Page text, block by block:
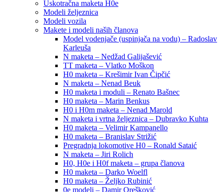
Uskotračna maketa H0e
Modeli željeznica
Modeli vozila
Makete i modeli naših članova
Model vodenjače (uspinjača na vodu) – Radoslav
Karleuša
N maketa – Nedžad Galijašević
TT maketa – Vlatko Moškon
H0 maketa – Krešimir Ivan Čipčić
N maketa – Nenad Beuk
H0 maketa i moduli – Renato Bašnec
H0 maketa – Marin Benkus
H0 i H0m maketa – Nenad Marold
N maketa i vrtna željeznica – Dubravko Kuhta
H0 maketa – Velimir Kampanello
H0 maketa – Branislav Strižić
Pregradnja lokomotive H0 – Ronald Sataić
N maketa – Jiri Rolich
H0, H0e i H0f maketa – grupa članova
H0 maketa – Darko Woelfl
H0 maketa – Željko Rubinić
0e modeli – Damir Orešković